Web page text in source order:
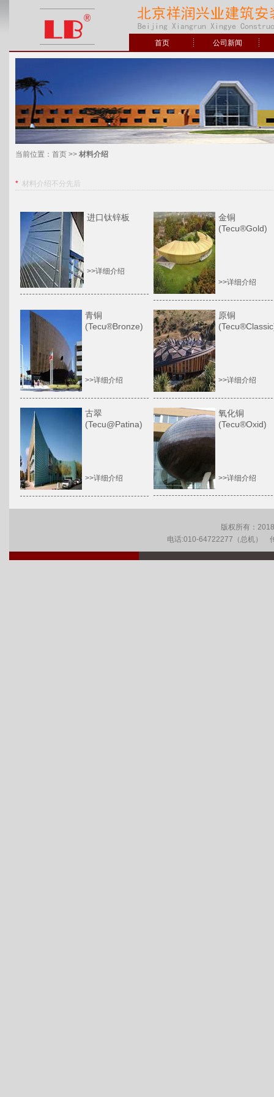
首页 公司新闻
当前位置： 首页 >> 材料介绍
* 材料介绍不分先后
进口钛锌板
>>详细介绍
金铜
(Tecu®Gold)
>>详细介绍
青铜
(Tecu®Bronze)
>>详细介绍
原铜
>>详细介绍
古翠
(Tecu@Patina)
>>详细介绍
氧化铜
(Tecu®Oxid)
>>详细介绍
版权所有：
电话:010-64722277（总机）